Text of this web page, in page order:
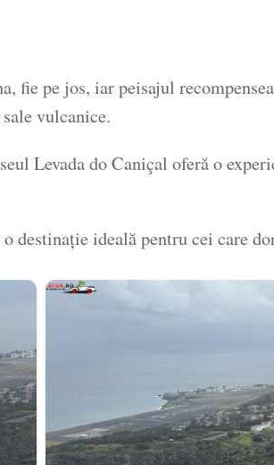
fie pe jos, iar peisajul
vulcanice.
Levada do Caniçal oferă o
destinație ideală pentru cei care